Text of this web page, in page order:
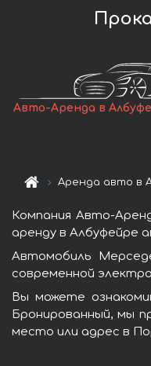
Авто-Аренда в
Аренда авто в
Компания Авто-
аренду в Албуфейре
Автомобиль
современной
Вы можете
Бронированный, мы
место или адрес в